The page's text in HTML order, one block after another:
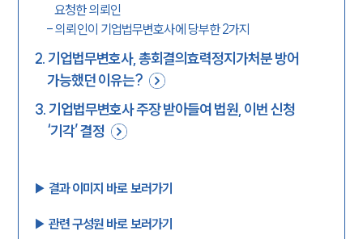
요청한 의뢰인
-의뢰인이 기업법무변호사에 당부한 2가지
2.기업법무변호사, 총회결의효력정지가처분 방어
가능했던 이유는?
3.기업법무변호사 주장 받아들여 법원, 이번 신청
‘기각’ 결정
▶︎ 결과 이미지 바로 보러가기
▶︎ 관련 구성원 바로 보러가기